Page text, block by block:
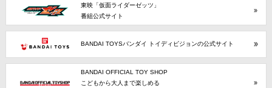
東映「仮面ライダーゼッツ」
番組公式サイト
BANDAI TOYSバンダイ トイディビジョンの公式サイト
BANDAI OFFICIAL TOY SHOP
こどもから大人まで楽しめる